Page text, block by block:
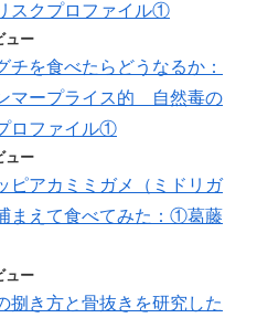
スクプロファイル①
ュー
チを食べたらどうなるか：
マープライス的 自然毒の
ロファイル①
ュー
ピアカミミガメ（ミドリガ
まえて食べてみた：①葛藤
ュー
捌き方と骨抜きを研究した